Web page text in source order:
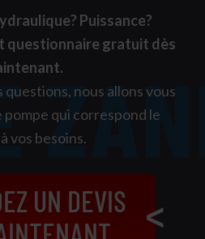
Puissance?
questionnaire gratuit dès
questions, nous allons vous
qui correspond le
vos besoins.